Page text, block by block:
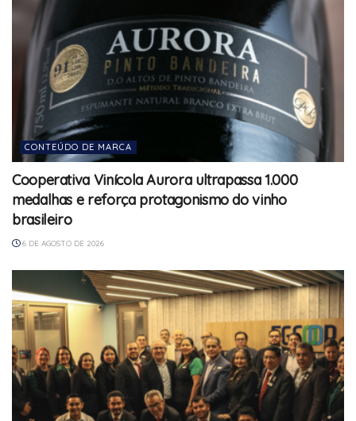
CONTEÚDO DE MARCA
Cooperativa Vinícola Aurora ultrapassa 1.000
medalhas e reforça protagonismo do vinho
brasileiro
6 DE AGOSTO DE 2026